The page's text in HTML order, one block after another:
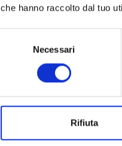
che hanno raccolto dal tuo
Necessari
Rifiuta